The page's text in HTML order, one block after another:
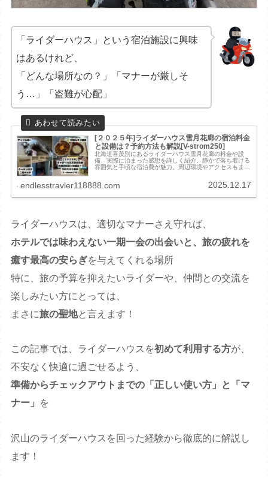
「ライダーハウス」という宿泊施設に興味
はあるけれど、
「どんな場所なの？」「マナーが厳しそ
う…」「盗難が心配」
[２０２５年]ライダーハウス雪月花廊の宿泊料金
と設備は？予約方法も解説[V-strom250]
北海道喜茂別にあるライダーハウス雪月花廊の料金や設
備、実際に泊まった感想を詳しく紹介。静かで落ち着ける
雰囲気と手頃な宿泊費が魅力。周辺環境やアクセスもまと
endlesstravler118888.com 2025.12.17
ライダーハウスは、適切なマナーさえ守れば、
ホテルでは味わえない一期一会の出会いと、旅の疲れを
癒す最高の安らぎを与えてくれる場所
特に、旅の予算を抑えたいライダーや、仲間との交流を
楽しみたい方にとっては、
まさに旅の聖地と言えます！
この記事では、ライダーハウスを初めて利用する方が、
不安なく快適に過ごせるよう、
準備からチェックアウトまでの「正しい使い方」と「マ
ナー」
を
沢山のライダーハウスを回った経験から徹底的に解説し
ます！